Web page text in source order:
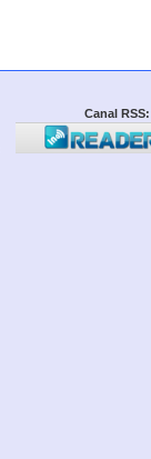
Canal RSS: